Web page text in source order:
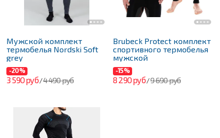
Мужской комплект
термобелья Nordski Soft
grey
-20%
3 590 руб/4 490 руб
Brubeck Protect комплект
спортивного термобелья
мужской
-15%
8 290 руб/9 690 руб